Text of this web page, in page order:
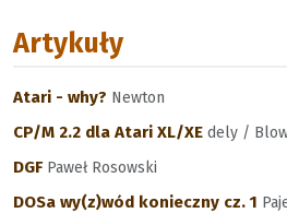
Artykuły
Atari - why? Newton
CP/M 2.2 dla Atari XL/XE dely /
DGF Paweł Rosowski
DOSa wy(z)wód konieczny cz. 1